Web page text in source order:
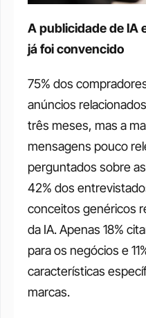
A publicidade de IA
já foi convencido
75% dos
anúncios
três meses, mas a
mensagens pouco
perguntados sobre
42% dos
conceitos genéricos
da IA. Apenas 18%
para os negócios e
características
marcas.